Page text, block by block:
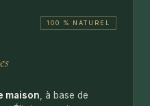
100 % NATUREL
maison , à base de